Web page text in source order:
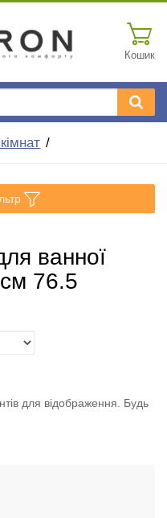
Кошик
ванної
76.5
для відображення. Будь